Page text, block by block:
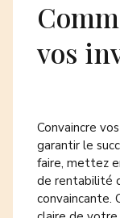
vos
Convaincre
garantir le
faire, mettez
de rentabilité
convaincante.